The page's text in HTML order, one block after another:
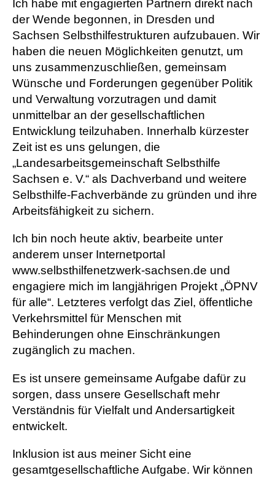
Ich habe mit engagierten Partnern direkt nach
der Wende begonnen, in Dresden und
Sachsen Selbsthilfestrukturen aufzubauen. Wir
haben die neuen Möglichkeiten genutzt, um
uns zusammenzuschließen, gemeinsam
Wünsche und Forderungen gegenüber Politik
und Verwaltung vorzutragen und damit
unmittelbar an der gesellschaftlichen
Entwicklung teilzuhaben. Innerhalb kürzester
Zeit ist es uns gelungen, die
„Landesarbeitsgemeinschaft Selbsthilfe
Sachsen e. V.“ als Dachverband und weitere
Selbsthilfe-Fachverbände zu gründen und ihre
Arbeitsfähigkeit zu sichern.
Ich bin noch heute aktiv, bearbeite unter
anderem unser Internetportal
www.selbsthilfenetzwerk-sachsen.de und
engagiere mich im langjährigen Projekt „ÖPNV
für alle“. Letzteres verfolgt das Ziel, öffentliche
Verkehrsmittel für Menschen mit
Behinderungen ohne Einschränkungen
zugänglich zu machen.
Es ist unsere gemeinsame Aufgabe dafür zu
sorgen, dass unsere Gesellschaft mehr
Verständnis für Vielfalt und Andersartigkeit
entwickelt.
Inklusion ist aus meiner Sicht eine
gesamtgesellschaftliche Aufgabe. Wir können